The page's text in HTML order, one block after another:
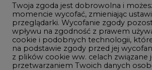
Atom
Fotowoltaika
Offshore wind
Twoja zgoda jest dobrowolna i
momencie wycofać, zmieniając
przeglądarki. Wycofanie zgody
wpływu na zgodność z prawem
cookie i podobnych technologii,
na podstawie zgody przed jej
z plików cookie ww. celach związane
przetwarzaniem Twoich danych